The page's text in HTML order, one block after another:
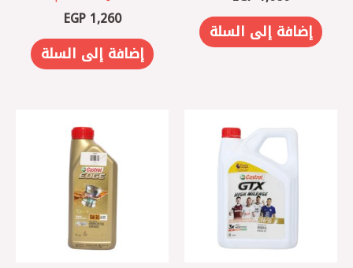
إضافة إلى السلة
EGP1,260
إضافة إلى السلة